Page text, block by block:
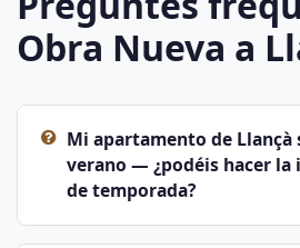
Obra Nueva a
Mi apartamento de Llançà
verano — ¿podéis hacer
de temporada?